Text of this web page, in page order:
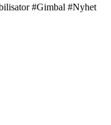
#Gimbal #‎Nyhet